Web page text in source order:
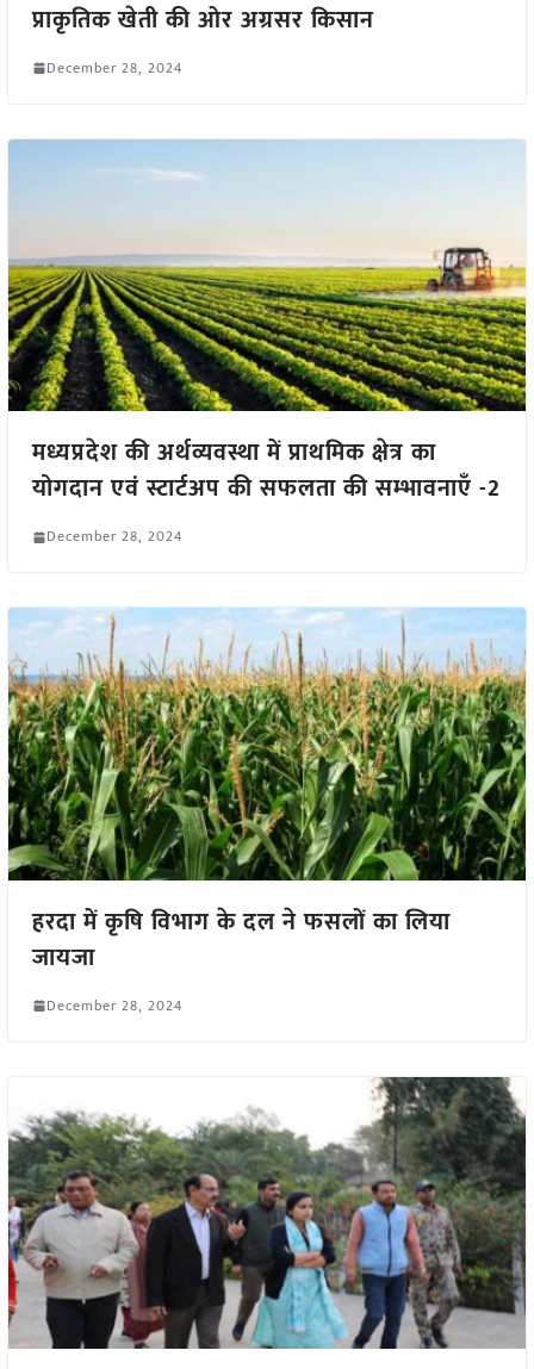
प्राकृतिक खेती की ओर अग्रसर किसान
December 28, 2024
मध्यप्रदेश की अर्थव्यवस्था में प्राथमिक क्षेत्र का
योगदान एवं स्टार्टअप की सफलता की सम्भावनाएँ -2
December 28, 2024
हरदा में कृषि विभाग के दल ने फसलों का लिया
जायजा
December 28, 2024